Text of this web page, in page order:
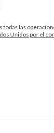
todas las
Unidos por el